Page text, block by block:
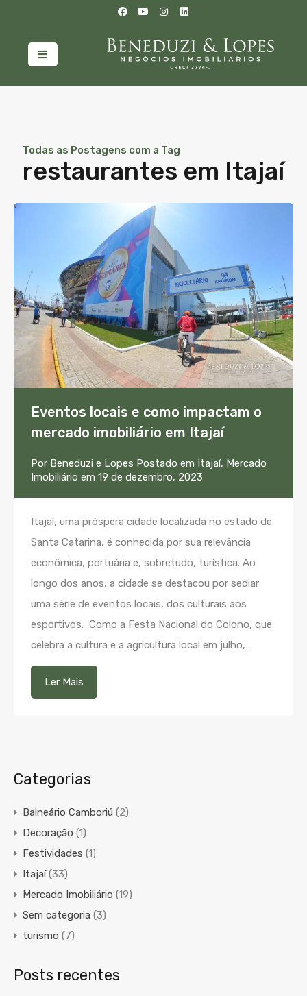
Todas as Postagens com a Tag
restaurantes em Itajaí
Eventos locais e como impactam o
mercado imobiliário em Itajaí
Por Beneduzi e Lopes Postado em Itajaí, Mercado
Imobiliário em 19 de dezembro, 2023
Itajaí, uma próspera cidade localizada no estado de
Santa Catarina, é conhecida por sua relevância
econômica, portuária e, sobretudo, turística. Ao
longo dos anos, a cidade se destacou por sediar
uma série de eventos locais, dos culturais aos
esportivos. Como a Festa Nacional do Colono, que
celebra a cultura e a agricultura local em julho,…
Ler Mais
Categorias
Balneário Camboriú (2)
Decoração (1)
Festividades (1)
Itajaí(33)
Mercado Imobiliário (19)
Sem categoria (3)
turismo (7)
Posts recentes